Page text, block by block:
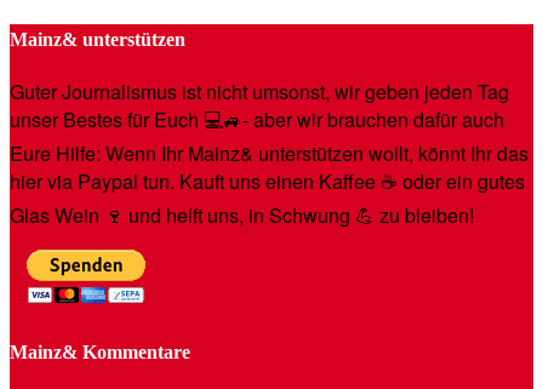
Mainz& unterstützen
Guter Journalismus ist nicht umsonst, wir geben jeden Tag
unser Bestes für Euch 💻🚙- aber wir brauchen dafür auch
Eure Hilfe: Wenn Ihr Mainz& unterstützen wollt, könnt Ihr das
hier via Paypal tun. Kauft uns einen Kaffee ☕️ oder ein gutes
Glas Wein 🍷 und helft uns, in Schwung 💪 zu bleiben!
Mainz& Kommentare